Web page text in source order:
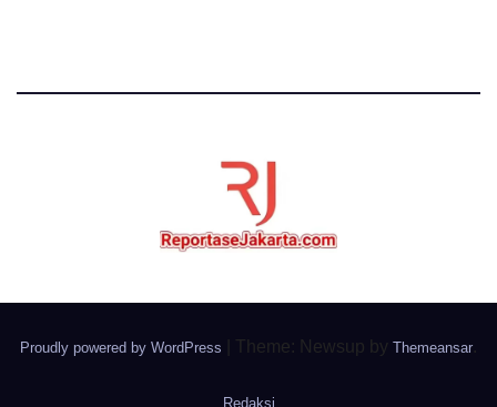
Proudly powered by WordPress Theme: Newsup by Themeansar.
Redaksi